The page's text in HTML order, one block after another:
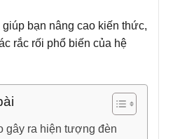
bạn nâng cao kiến thức,
rắc rối phổ biến của hệ
gây ra hiện tượng đèn